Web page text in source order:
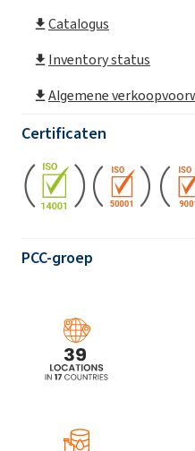
Catalogus
Inventory status
Algemene
Certificaten
PCC-groep
Rokopol® D450
Rokopol®
Rokopol®
Rokopol F3600